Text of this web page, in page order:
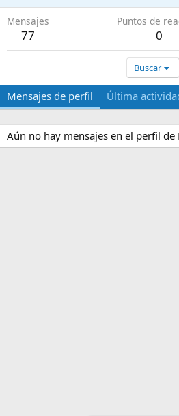
Mensajes
77
Puntos de
0
Buscar
Mensajes de perfil Última
Aún no hay mensajes en el perfil de